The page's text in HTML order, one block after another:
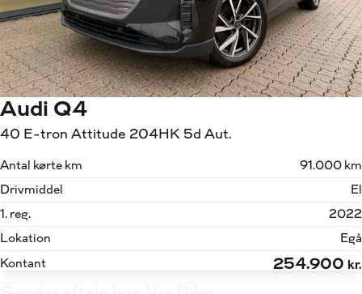
Audi Q4
40 E-tron Attitude 204HK 5d Aut.
Antal kørte km
91.000 km
Drivmiddel
El
1. reg.
2022
Lokation
Egå
Kontant
254.900 kr.